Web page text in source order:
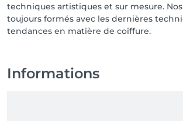
techniques artistiques et sur mesure.
toujours formés avec les dernières
tendances en matière de coiffure.
Informations